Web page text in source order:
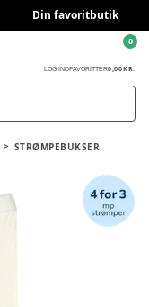
Din favoritbutik
LOG INDFAVORITTER0,00 KR.
0
STRØMPEBUKSER